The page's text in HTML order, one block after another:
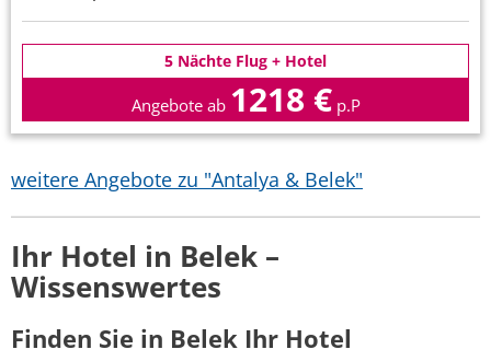
5 Nächte Flug + Hotel
Angebote ab 1218 € p.P
weitere Angebote zu "Antalya & Belek"
Ihr Hotel in Belek –
Wissenswertes
Finden Sie in Belek Ihr Hotel